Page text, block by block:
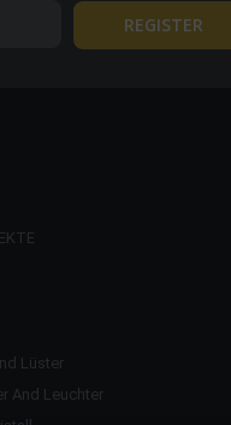
Lüster
And Leuchter